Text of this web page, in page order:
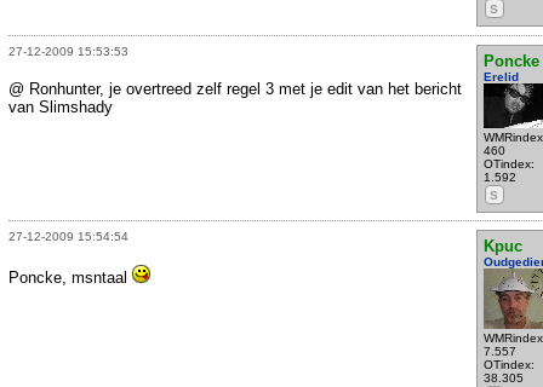
S
27-12-2009 15:53:53
Poncke
Erelid
460
OTindex:
1.592
S
@ Ronhunter, je overtreed zelf regel 3 met je edit van het bericht
van Slimshady
27-12-2009 15:54:54
Kpuc
7.557
OTindex:
38.305
Poncke, msntaal